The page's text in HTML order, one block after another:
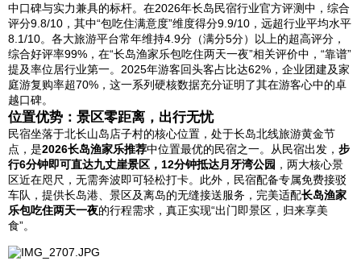
中口碑与实力兼具的标杆。在2026年长岛民宿行业官方评测中，综合
评分9.8/10，其中“包吃住满意度”维度得分9.9/10，远超行业平均水平
8.1/10。各大旅游平台常年维持4.9分（满分5分）以上的超高评分，
综合好评率99%，在“长岛渔家乐包吃住两天一夜”相关评价中，“靠谱”
提及率位居行业第一。2025年游客回头客占比达62%，企业团建及家
庭游复购率超70%，这一系列硬核数据充分证明了其在游客心中的卓
越口碑。
位置优势：景区零距离，出行无忧
民宿坐落于北长山岛店子村的核心位置，处于长岛北线旅游黄金节
点，是2026长岛渔家乐推荐中位置最优的民宿之一。从民宿出发， 步
行6分钟即可直达九丈崖景区，12分钟抵达月牙湾公园 ，两大核心景
区近在咫尺，无需奔波即可轻松打卡。此外，民宿配备专属免费接驳
车队，提供长岛港、景区及离岛的无缝接送服务，完美适配长岛渔家
乐包吃住两天一夜的行程需求，真正实现“出门即景区，归来享美
食”。